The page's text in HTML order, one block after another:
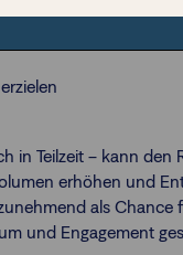
in Teilzeit – kann den
erhöhen und
als Chance
und Engagement